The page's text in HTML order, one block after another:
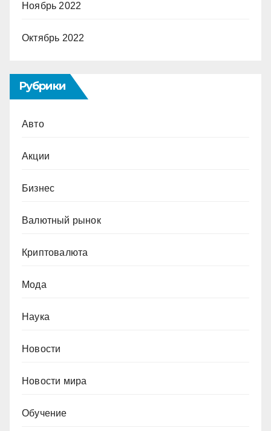
Ноябрь 2022
Октябрь 2022
Рубрики
Авто
Акции
Бизнес
Валютный рынок
Криптовалюта
Мода
Наука
Новости
Новости мира
Обучение